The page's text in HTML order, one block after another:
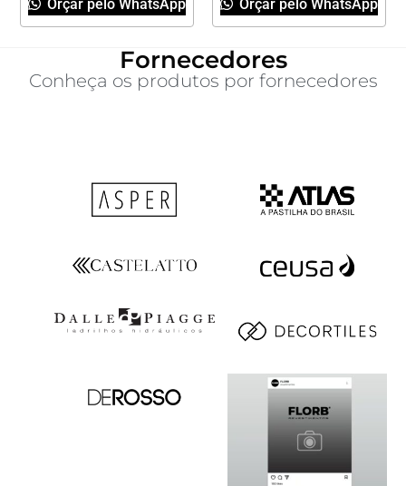
Orçar pelo WhatsApp Orçar pelo WhatsApp
Fornecedores
Conheça os produtos por fornecedores